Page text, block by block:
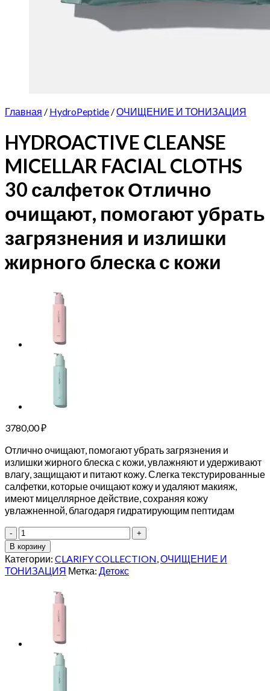
Главная / HydroPeptide /ОЧИЩЕНИЕ И ТОНИЗАЦИЯ
HYDROACTIVE CLEANSE
MICELLAR FACIAL CLOTHS
30 салфеток Отлично
очищают, помогают убрать
загрязнения и излишки
жирного блеска с кожи
3780,00₽
Отлично очищают, помогают убрать загрязнения и
излишки жирного блеска с кожи, увлажняют и удерживают
влагу, защищают и питают кожу. Слегка текстурированные
салфетки, которые очищают кожу и удаляют макияж,
имеют мицеллярное действие, сохраняя кожу
увлажненной, благодаря гидратирующим пептидам
Количество
товара
HYDROACTIVE
CLEANSE
MICELLAR
CLOTHS
салфеток
очищают,
помогают
загрязнения
В корзину
Категории: CLARIFY COLLECTION,ОЧИЩЕНИЕ И
ТОНИЗАЦИЯ Метка: Детокс